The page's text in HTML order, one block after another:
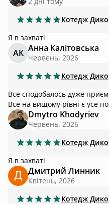
Котедж
Я в захваті
АК Анна Калітовська
Червень, 2026
Котедж
Все сподобалось дуже
Все на вищому рівні є усе
Dmytro Khodyriev
Червень, 2026
Котедж
Я в захваті
Дмитрий Линник
Квітень, 2026
Котедж